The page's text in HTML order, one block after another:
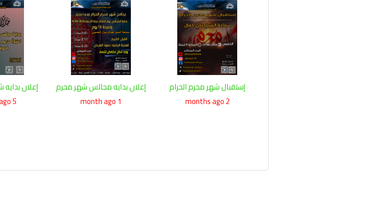
إستقبال شهر محرم الحرام
2 months ago
إعلان بدايه مجالس شهر محرم
1 month ago
إعلان بدايه
5 months ago